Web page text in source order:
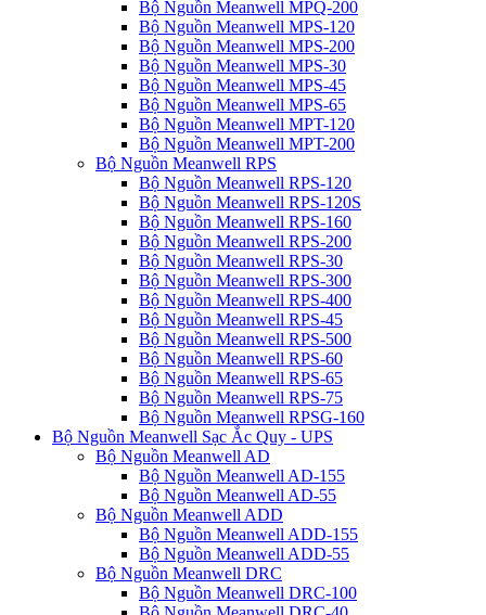
Bộ Nguồn Meanwell MPQ-200
Bộ Nguồn Meanwell MPS-120
Bộ Nguồn Meanwell MPS-200
Bộ Nguồn Meanwell MPS-30
Bộ Nguồn Meanwell MPS-45
Bộ Nguồn Meanwell MPS-65
Bộ Nguồn Meanwell MPT-120
Bộ Nguồn Meanwell MPT-200
Bộ Nguồn Meanwell RPS
Bộ Nguồn Meanwell RPS-120
Bộ Nguồn Meanwell RPS-120S
Bộ Nguồn Meanwell RPS-160
Bộ Nguồn Meanwell RPS-200
Bộ Nguồn Meanwell RPS-30
Bộ Nguồn Meanwell RPS-300
Bộ Nguồn Meanwell RPS-400
Bộ Nguồn Meanwell RPS-45
Bộ Nguồn Meanwell RPS-500
Bộ Nguồn Meanwell RPS-60
Bộ Nguồn Meanwell RPS-65
Bộ Nguồn Meanwell RPS-75
Bộ Nguồn Meanwell RPSG-160
Bộ Nguồn Meanwell Sạc Ắc Quy - UPS
Bộ Nguồn Meanwell AD
Bộ Nguồn Meanwell AD-155
Bộ Nguồn Meanwell AD-55
Bộ Nguồn Meanwell ADD
Bộ Nguồn Meanwell ADD-155
Bộ Nguồn Meanwell ADD-55
Bộ Nguồn Meanwell DRC
Bộ Nguồn Meanwell DRC-100